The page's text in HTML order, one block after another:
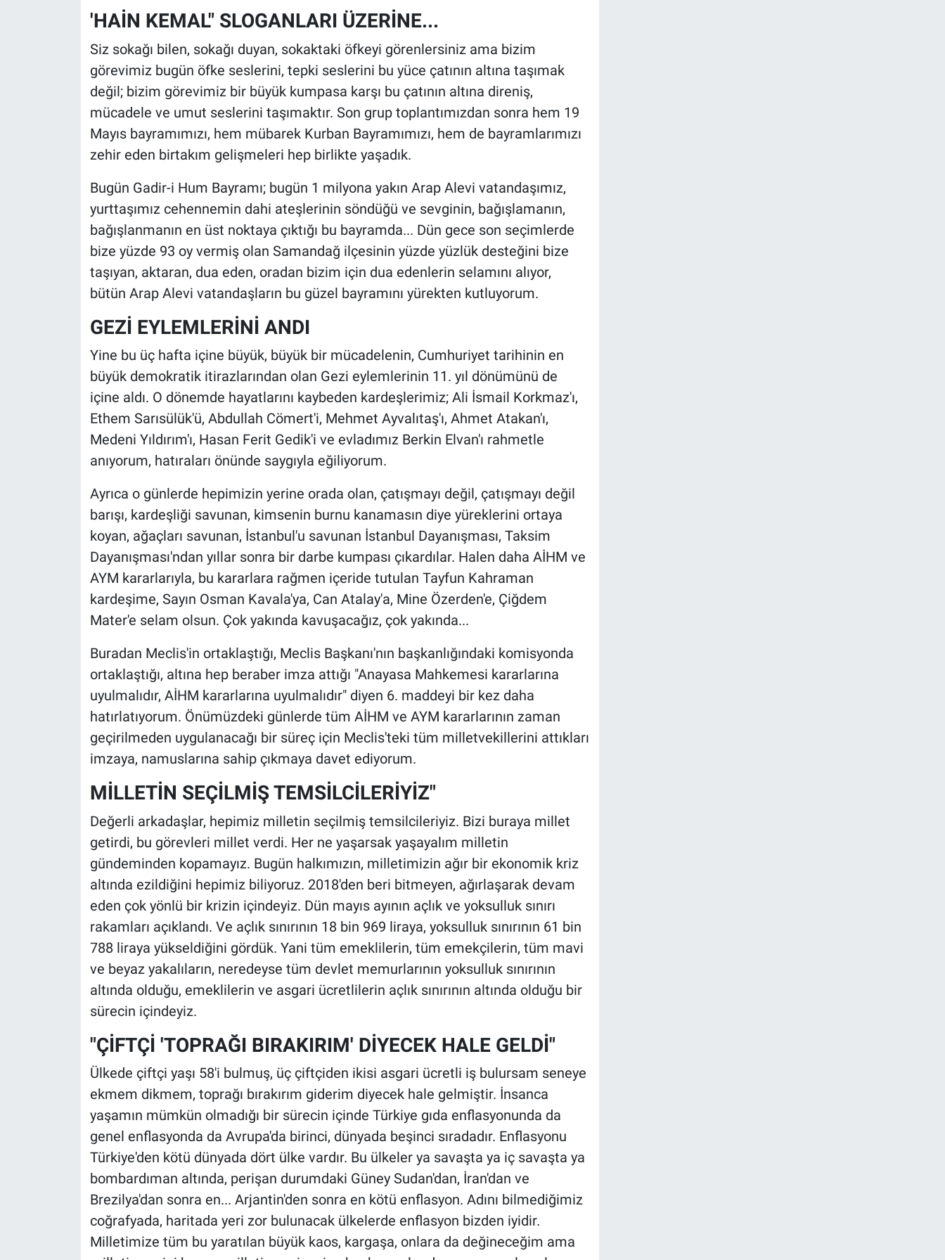
'HAİN KEMAL" SLOGANLARI ÜZERİNE...
Siz sokağı bilen, sokağı duyan, sokaktaki öfkeyi görenlersiniz ama bizim
görevimiz bugün öfke seslerini, tepki seslerini bu yüce çatının altına taşımak
değil; bizim görevimiz bir büyük kumpasa karşı bu çatının altına direniş,
mücadele ve umut seslerini taşımaktır. Son grup toplantımızdan sonra hem 19
Mayıs bayramımızı, hem mübarek Kurban Bayramımızı, hem de bayramlarımızı
zehir eden birtakım gelişmeleri hep birlikte yaşadık.
Bugün Gadir-i Hum Bayramı; bugün 1 milyona yakın Arap Alevi vatandaşımız,
yurttaşımız cehennemin dahi ateşlerinin söndüğü ve sevginin, bağışlamanın,
bağışlanmanın en üst noktaya çıktığı bu bayramda... Dün gece son seçimlerde
bize yüzde 93 oy vermiş olan Samandağ ilçesinin yüzde yüzlük desteğini bize
taşıyan, aktaran, dua eden, oradan bizim için dua edenlerin selamını alıyor,
bütün Arap Alevi vatandaşların bu güzel bayramını yürekten kutluyorum.
GEZİ EYLEMLERİNİ ANDI
Yine bu üç hafta içine büyük, büyük bir mücadelenin, Cumhuriyet tarihinin en
büyük demokratik itirazlarından olan Gezi eylemlerinin 11. yıl dönümünü de
içine aldı. O dönemde hayatlarını kaybeden kardeşlerimiz; Ali İsmail Korkmaz'ı,
Ethem Sarısülük'ü, Abdullah Cömert'i, Mehmet Ayvalıtaş'ı, Ahmet Atakan'ı,
Medeni Yıldırım'ı, Hasan Ferit Gedik'i ve evladımız Berkin Elvan'ı rahmetle
anıyorum, hatıraları önünde saygıyla eğiliyorum.
Ayrıca o günlerde hepimizin yerine orada olan, çatışmayı değil, çatışmayı değil
barışı, kardeşliği savunan, kimsenin burnu kanamasın diye yüreklerini ortaya
koyan, ağaçları savunan, İstanbul'u savunan İstanbul Dayanışması, Taksim
Dayanışması'ndan yıllar sonra bir darbe kumpası çıkardılar. Halen daha AİHM ve
AYM kararlarıyla, bu kararlara rağmen içeride tutulan Tayfun Kahraman
kardeşime, Sayın Osman Kavala'ya, Can Atalay'a, Mine Özerden'e, Çiğdem
Mater'e selam olsun. Çok yakında kavuşacağız, çok yakında...
Buradan Meclis'in ortaklaştığı, Meclis Başkanı'nın başkanlığındaki komisyonda
ortaklaştığı, altına hep beraber imza attığı "Anayasa Mahkemesi kararlarına
uyulmalıdır, AİHM kararlarına uyulmalıdır" diyen 6. maddeyi bir kez daha
hatırlatıyorum. Önümüzdeki günlerde tüm AİHM ve AYM kararlarının zaman
geçirilmeden uygulanacağı bir süreç için Meclis'teki tüm milletvekillerini attıkları
imzaya, namuslarına sahip çıkmaya davet ediyorum.
MİLLETİN SEÇİLMİŞ TEMSİLCİLERİYİZ"
Değerli arkadaşlar, hepimiz milletin seçilmiş temsilcileriyiz. Bizi buraya millet
getirdi, bu görevleri millet verdi. Her ne yaşarsak yaşayalım milletin
gündeminden kopamayız. Bugün halkımızın, milletimizin ağır bir ekonomik kriz
altında ezildiğini hepimiz biliyoruz. 2018'den beri bitmeyen, ağırlaşarak devam
eden çok yönlü bir krizin içindeyiz. Dün mayıs ayının açlık ve yoksulluk sınırı
rakamları açıklandı. Ve açlık sınırının 18 bin 969 liraya, yoksulluk sınırının 61 bin
788 liraya yükseldiğini gördük. Yani tüm emeklilerin, tüm emekçilerin, tüm mavi
ve beyaz yakalıların, neredeyse tüm devlet memurlarının yoksulluk sınırının
altında olduğu, emeklilerin ve asgari ücretlilerin açlık sınırının altında olduğu bir
sürecin içindeyiz.
"ÇİFTÇİ 'TOPRAĞI BIRAKIRIM' DİYECEK HALE GELDİ"
Ülkede çiftçi yaşı 58'i bulmuş, üç çiftçiden ikisi asgari ücretli iş bulursam seneye
ekmem dikmem, toprağı bırakırım giderim diyecek hale gelmiştir. İnsanca
yaşamın mümkün olmadığı bir sürecin içinde Türkiye gıda enflasyonunda da
genel enflasyonda da Avrupa'da birinci, dünyada beşinci sıradadır. Enflasyonu
Türkiye'den kötü dünyada dört ülke vardır. Bu ülkeler ya savaşta ya iç savaşta ya
bombardıman altında, perişan durumdaki Güney Sudan'dan, İran'dan ve
Brezilya'dan sonra en... Arjantin'den sonra en kötü enflasyon. Adını bilmediğimiz
coğrafyada, haritada yeri zor bulunacak ülkelerde enflasyon bizden iyidir.
Milletimize tüm bu yaratılan büyük kaos, kargaşa, onlara da değineceğim ama